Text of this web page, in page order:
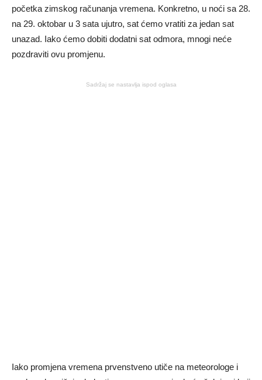
početka zimskog računanja vremena. Konkretno, u noći sa 28.
na 29. oktobar u 3 sata ujutro, sat ćemo vratiti za jedan sat
unazad. Iako ćemo dobiti dodatni sat odmora, mnogi neće
pozdraviti ovu promjenu.
Sadržaj se nastavlja ispod oglasa
Iako promjena vremena prvenstveno utiče na meteorologe i